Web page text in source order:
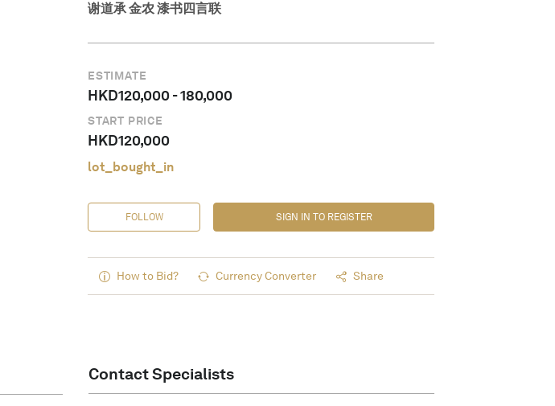
谢道承 金农 漆书四言联
ESTIMATE
HKD120,000-180,000
START PRICE
HKD120,000
lot_bought_in
FOLLOW SIGN IN TO REGISTER
How to Bid? Currency Converter Share
Contact Specialists